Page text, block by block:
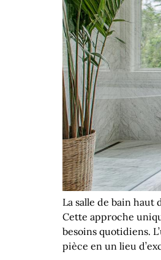
La salle de bain
Cette approche
besoins quotidiens.
pièce en un lieu